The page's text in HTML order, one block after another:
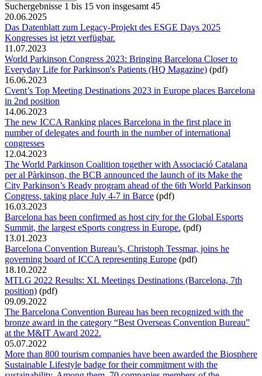
Suchergebnisse 1 bis 15 von insgesamt 45
20.06.2025
Das Datenblatt zum Legacy-Projekt des ESGE Days 2025
Kongresses ist jetzt verfügbar.
11.07.2023
World Parkinson Congress 2023: Bringing Barcelona Closer to
Everyday Life for Parkinson's Patients (HQ Magazine) (pdf)
16.06.2023
Cvent’s Top Meeting Destinations 2023 in Europe places Barcelona
in 2nd position
14.06.2023
The new ICCA Ranking places Barcelona in the first place in
number of delegates and fourth in the number of international
congresses
12.04.2023
The World Parkinson Coalition together with Associació Catalana
per al Pàrkinson, the BCB announced the launch of its Make the
City Parkinson’s Ready program ahead of the 6th World Parkinson
Congress, taking place July 4-7 in Barce (pdf)
16.03.2023
Barcelona has been confirmed as host city for the Global Esports
Summit, the largest eSports congress in Europe. (pdf)
13.01.2023
Barcelona Convention Bureau’s, Christoph Tessmar, joins he
governing board of ICCA representing Europe (pdf)
18.10.2022
MTLG 2022 Results: XL Meetings Destinations (Barcelona, 7th
position) (pdf)
09.09.2022
The Barcelona Convention Bureau has been recognized with the
bronze award in the category “Best Overseas Convention Bureau”
at the M&IT Award 2022.
05.07.2022
More than 800 tourism companies have been awarded the Biosphere
Sustainable Lifestyle badge for their commitment with the